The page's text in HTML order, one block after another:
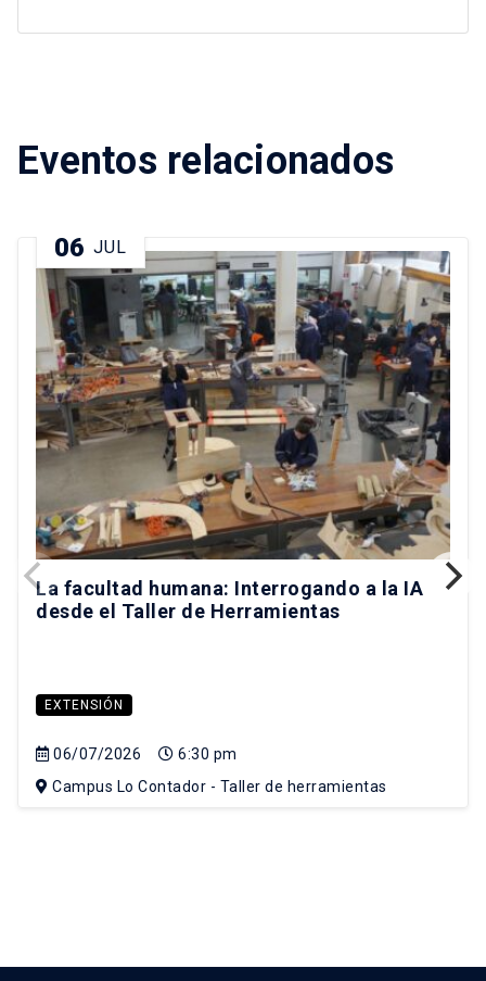
Eventos relacionados
06 JUL
La facultad humana: Interrogando a la IA
desde el Taller de Herramientas
EXTENSIÓN
06/07/2026
6:30 pm
Campus Lo Contador - Taller de herramientas